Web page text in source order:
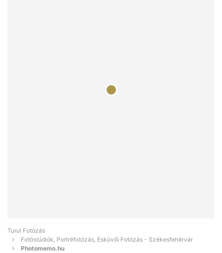
Turul Fotózás
Fotóstúdiók, Portréfotózás, Esküvői Fotózás - Székesfehérvár
Photomemo.hu